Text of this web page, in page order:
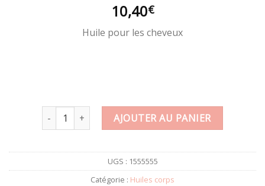
10,40€
Huile pour les cheveux
quantité de Huile Cheveux 50mlAJOUTER AU PANIER
UGS : 1555555
Catégorie : Huiles corps